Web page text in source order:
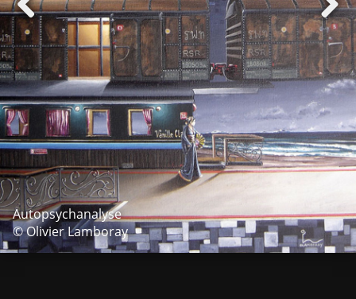
Autopsychanalyse
© Olivier Lamboray